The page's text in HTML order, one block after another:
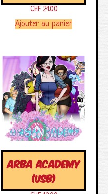
CHF 24.00
Ajouter au panier
ARBA ACADEMY
(USB)